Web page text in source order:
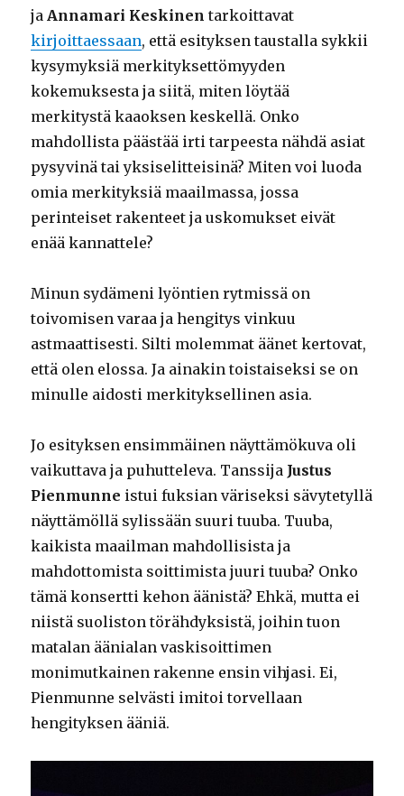
ja Annamari Keskinen tarkoittavat
kirjoittaessaan, että esityksen taustalla sykkii
kysymyksiä merkityksettömyyden
kokemuksesta ja siitä, miten löytää
merkitystä kaaoksen keskellä. Onko
mahdollista päästää irti tarpeesta nähdä asiat
pysyvinä tai yksiselitteisinä? Miten voi luoda
omia merkityksiä maailmassa, jossa
perinteiset rakenteet ja uskomukset eivät
enää kannattele?
Minun sydämeni lyöntien rytmissä on
toivomisen varaa ja hengitys vinkuu
astmaattisesti. Silti molemmat äänet kertovat,
että olen elossa. Ja ainakin toistaiseksi se on
minulle aidosti merkityksellinen asia.
Jo esityksen ensimmäinen näyttämökuva oli
vaikuttava ja puhutteleva. Tanssija Justus
Pienmunne istui fuksian väriseksi sävytetyllä
näyttämöllä sylissään suuri tuuba. Tuuba,
kaikista maailman mahdollisista ja
mahdottomista soittimista juuri tuuba? Onko
tämä konsertti kehon äänistä? Ehkä, mutta ei
niistä suoliston törähdyksistä, joihin tuon
matalan äänialan vaskisoittimen
monimutkainen rakenne ensin vihjasi. Ei,
Pienmunne selvästi imitoi torvellaan
hengityksen ääniä.